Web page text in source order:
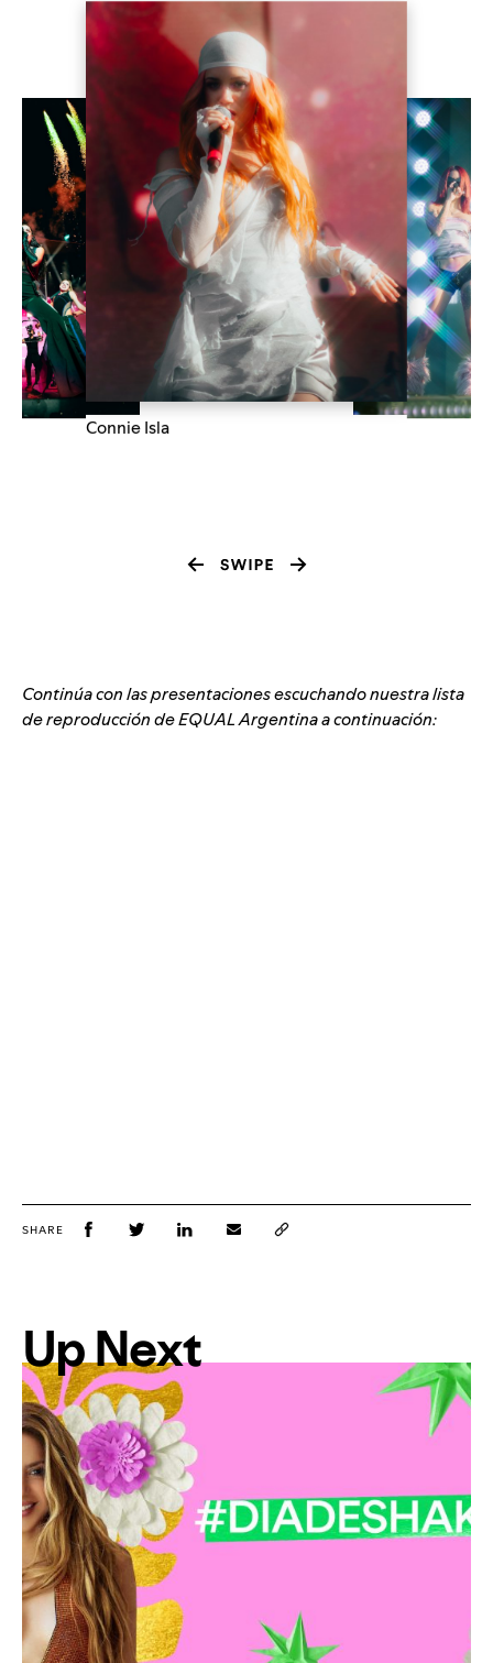
Connie Isla
Continúa con las presentaciones escuchando nuestra lista
de reproducción de EQUAL Argentina a continuación:
SHARE
Up Next